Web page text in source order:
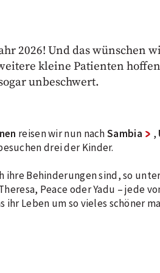
2026! Und das wünschen
kleine Patienten hoffen
unbeschwert.
reisen wir nun nachSambia ,
drei der Kinder.
ihre Behinderungen sind, so
Peace oder Yadu – jede
ihr Leben um so vieles schöner